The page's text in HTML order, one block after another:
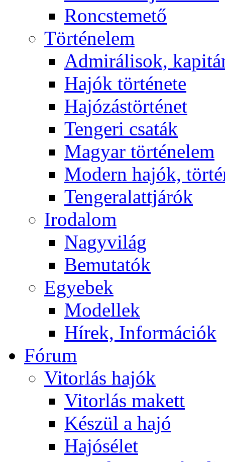
Roncstemető
Történelem
Admirálisok,
Hajók története
Hajózástörténet
Tengeri csaták
Magyar történelem
Modern hajók,
Tengeralattjárók
Irodalom
Nagyvilág
Bemutatók
Egyebek
Modellek
Hírek, Információk
Fórum
Vitorlás hajók
Vitorlás makett
Készül a hajó
Hajósélet